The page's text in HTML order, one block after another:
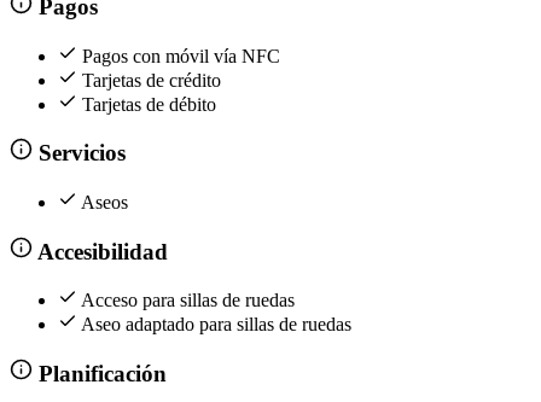
Pagos
Pagos con móvil vía NFC
Tarjetas de crédito
Tarjetas de débito
Servicios
Aseos
Accesibilidad
Acceso para sillas de ruedas
Aseo adaptado para sillas de ruedas
Planificación